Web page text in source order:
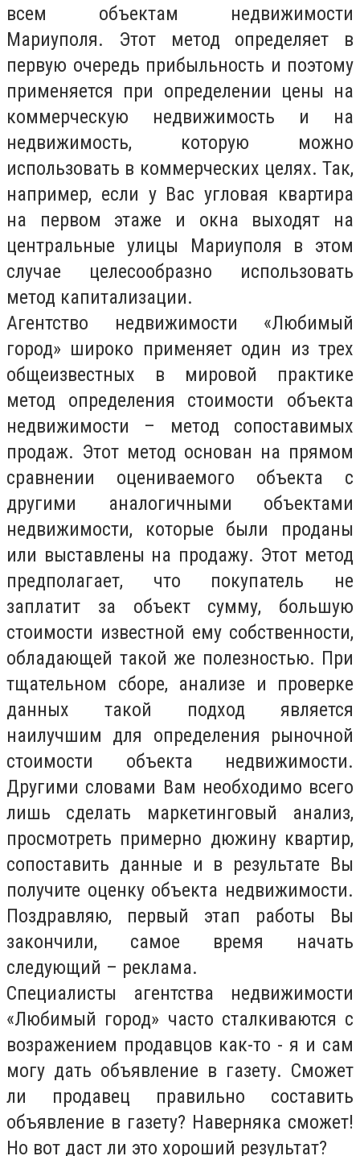
всем объектам недвижимости
Мариуполя. Этот метод определяет в
первую очередь прибыльность и поэтому
применяется при определении цены на
коммерческую недвижимость и на
недвижимость, которую можно
использовать в коммерческих целях. Так,
например, если у Вас угловая квартира
на первом этаже и окна выходят на
центральные улицы Мариуполя в этом
случае целесообразно использовать
метод капитализации.
Агентство недвижимости «Любимый
город» широко применяет один из трех
общеизвестных в мировой практике
метод определения стоимости объекта
недвижимости – метод сопоставимых
продаж. Этот метод основан на прямом
сравнении оцениваемого объекта с
другими аналогичными объектами
недвижимости, которые были проданы
или выставлены на продажу. Этот метод
предполагает, что покупатель не
заплатит за объект сумму, большую
стоимости известной ему собственности,
обладающей такой же полезностью. При
тщательном сборе, анализе и проверке
данных такой подход является
наилучшим для определения рыночной
стоимости объекта недвижимости.
Другими словами Вам необходимо всего
лишь сделать маркетинговый анализ,
просмотреть примерно дюжину квартир,
сопоставить данные и в результате Вы
получите оценку объекта недвижимости.
Поздравляю, первый этап работы Вы
закончили, самое время начать
следующий – реклама.
Специалисты агентства недвижимости
«Любимый город» часто сталкиваются с
возражением продавцов как-то - я и сам
могу дать объявление в газету. Сможет
ли продавец правильно составить
объявление в газету? Наверняка сможет!
Но вот даст ли это хороший результат?